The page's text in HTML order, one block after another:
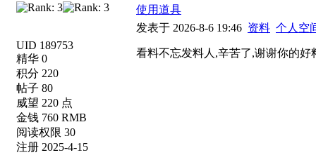
UID 189753
精华 0
积分 220
帖子 80
威望 220 点
金钱 760 RMB
阅读权限 30
注册 2025-4-15
使用道具
发表于 2026-8-6 19:46 资料 个人空
看料不忘发料人,辛苦了,谢谢你的好